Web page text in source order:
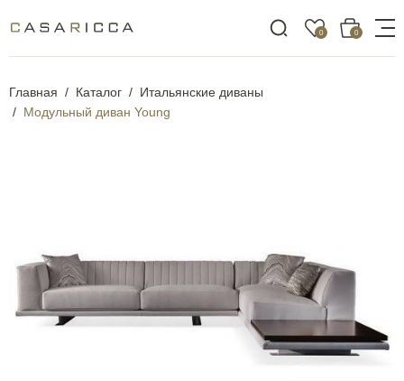
0 0
Главная Каталог
Итальянские диваны
Модульный диван Young